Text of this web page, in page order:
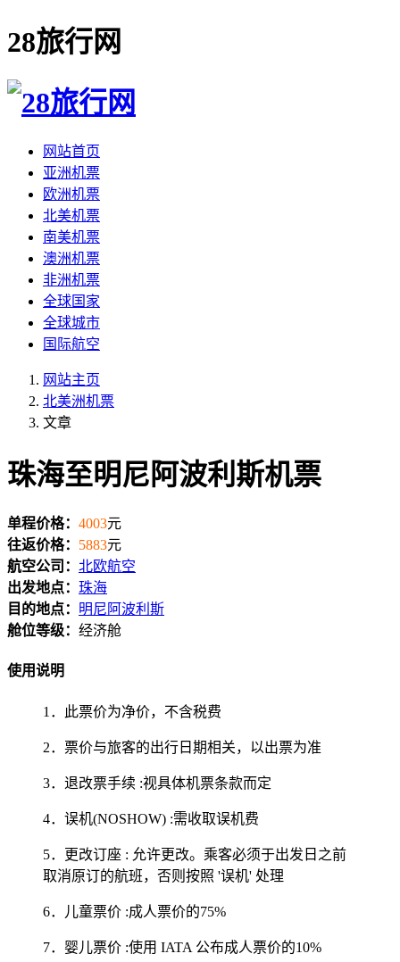
28旅行网
网站首页
亚洲机票
欧洲机票
北美机票
南美机票
澳洲机票
非洲机票
全球国家
全球城市
国际航空
网站主页
北美洲机票
文章
珠海至明尼阿波利斯机票
单程价格： 4003元
往返价格： 5883元
航空公司： 北欧航空
出发地点： 珠海
目的地点： 明尼阿波利斯
舱位等级： 经济舱
使用说明
1．此票价为净价，不含税费
2．票价与旅客的出行日期相关，以出票为准
3．退改票手续 :视具体机票条款而定
4．误机(NOSHOW) :需收取误机费
5．更改订座 : 允许更改。乘客必须于出发日之前
取消原订的航班，否则按照 '误机' 处理
6．儿童票价 :成人票价的75%
7．婴儿票价 :使用 IATA 公布成人票价的10%